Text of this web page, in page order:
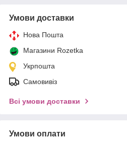
Умови доставки
Нова Пошта
Магазини Rozetka
Укрпошта
Самовивіз
Всі умови доставки
Умови оплати